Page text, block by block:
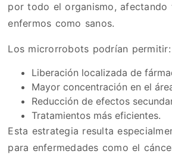
por todo el organismo,
enfermos como sanos.
Los microrrobots podrían permitir:
Liberación localizada de
Mayor concentración en el
Reducción de efectos
Tratamientos más eficientes.
Esta estrategia resulta
para enfermedades como el